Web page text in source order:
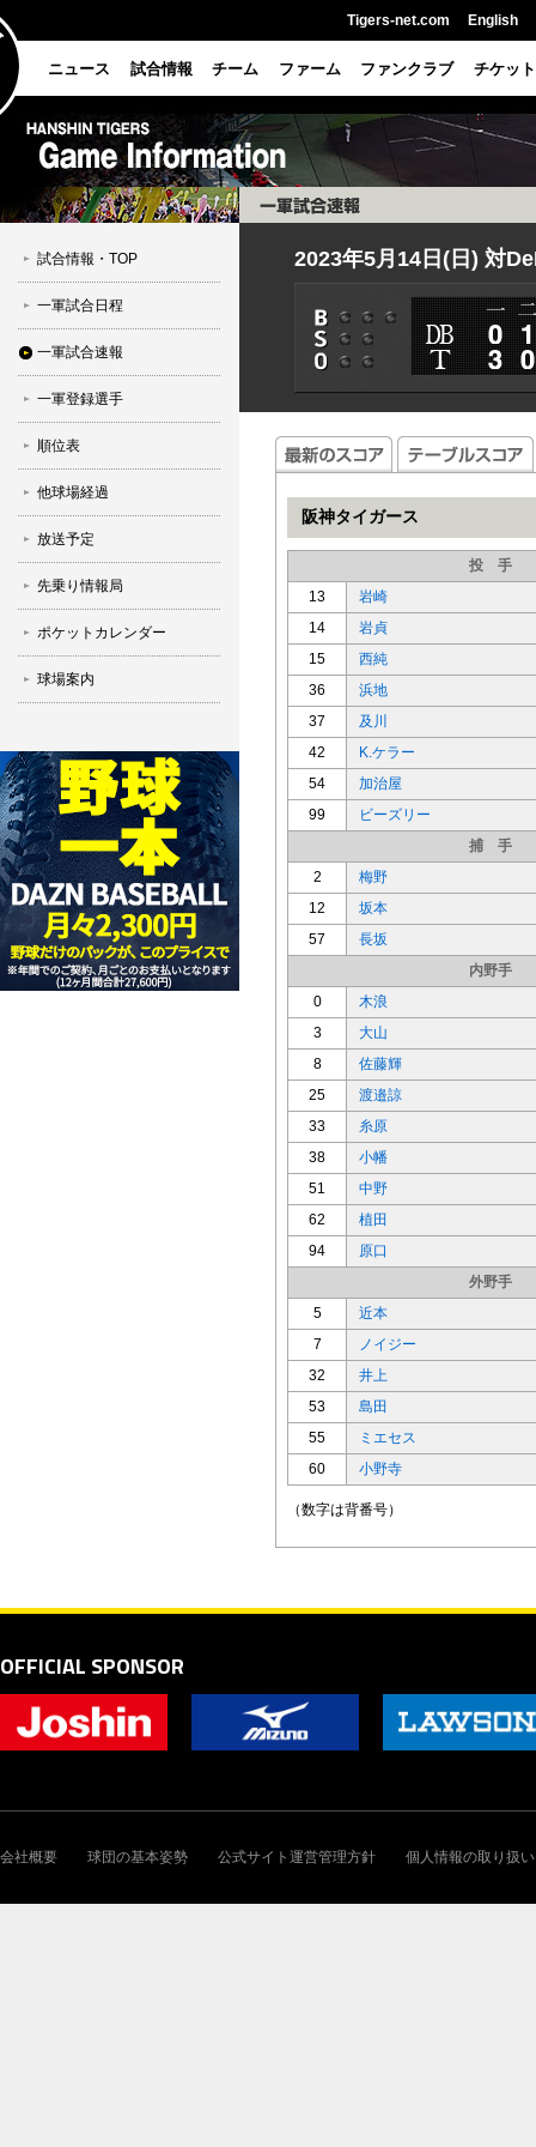
Tigers-net.com English
ニュース 試合情報 チーム ファーム ファンクラブ チケット
試合情報・TOP
一軍試合日程
一軍試合速報
一軍登録選手
順位表
他球場経過
放送予定
先乗り情報局
ポケットカレンダー
球場案内
2023年5月14日(日) 対
阪神タイガース
投 手
13
岩崎
14
岩貞
15
西純
36
浜地
37
及川
42
K.ケラー
54
加治屋
99
ビーズリー
捕 手
2
梅野
12
坂本
57
長坂
内野手
0
木浪
3
大山
8
佐藤輝
25
渡邉諒
33
糸原
38
小幡
51
中野
62
植田
94
原口
外野手
5
近本
7
ノイジー
32
井上
53
島田
55
ミエセス
60
小野寺
（数字は背番号）
OFFICIAL SPONSOR
会社概要 球団の基本姿勢 公式サイト運営管理方針 個人情報の取り扱い